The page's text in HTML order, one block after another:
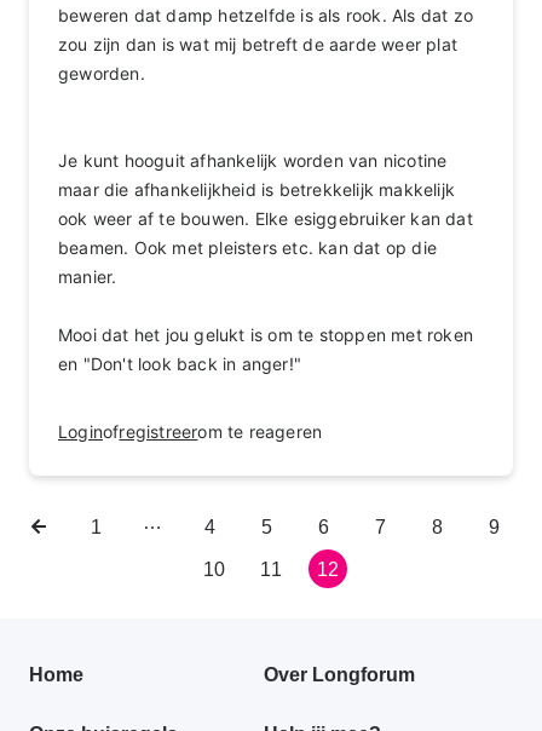
beweren dat damp hetzelfde is als rook. Als dat zo
zou zijn dan is wat mij betreft de aarde weer plat
geworden.
Je kunt hooguit afhankelijk worden van nicotine
maar die afhankelijkheid is betrekkelijk makkelijk
ook weer af te bouwen. Elke esiggebruiker kan dat
beamen. Ook met pleisters etc. kan dat op die
manier.
Mooi dat het jou gelukt is om te stoppen met roken
en "Don't look back in anger!"
Loginofregistreerom te reageren
VorigeEerste
1 … Pagina
4 Pagina
5 Pagina
6 Pagina
7 Pagina
8 9
Pagina
10 Pagina
11
Huidige
12
Primair
Home Over Longforum